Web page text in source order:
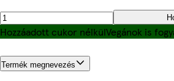
Hozzáadott cukor nélkülVegánok is
Termék megnevezés